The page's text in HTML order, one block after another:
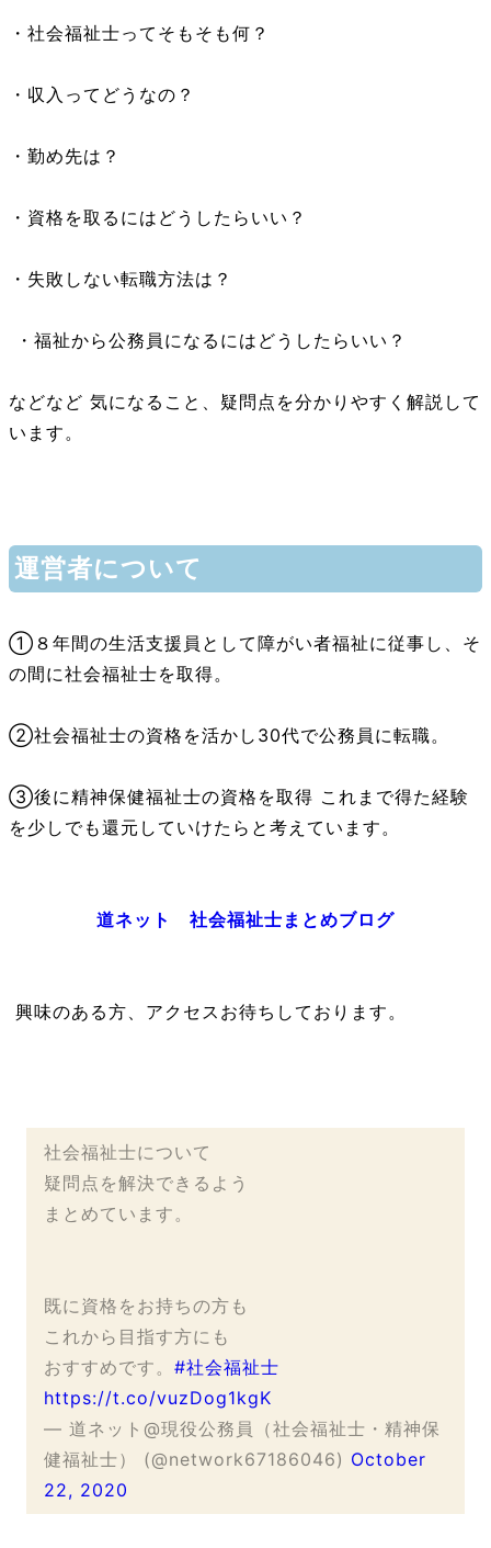
・社会福祉士ってそもそも何？
・収入ってどうなの？
・勤め先は？
・資格を取るにはどうしたらいい？
・失敗しない転職方法は？
・福祉から公務員になるにはどうしたらいい？
などなど 気になること、疑問点を分かりやすく解説して
います。
運営者について
①８年間の生活支援員として障がい者福祉に従事し、そ
の間に社会福祉士を取得。
②社会福祉士の資格を活かし30代で公務員に転職。
③後に精神保健福祉士の資格を取得 これまで得た経験
を少しでも還元していけたらと考えています。
道ネット 社会福祉士まとめブログ
興味のある方、アクセスお待ちしております。
社会福祉士について
疑問点を解決できるよう
まとめています。
既に資格をお持ちの方も
これから目指す方にも
おすすめです。 #社会福祉士
https://t.co/vuzDog1kgK
— 道ネット@現役公務員（社会福祉士・精神保
健福祉士） (@network67186046) October
22, 2020